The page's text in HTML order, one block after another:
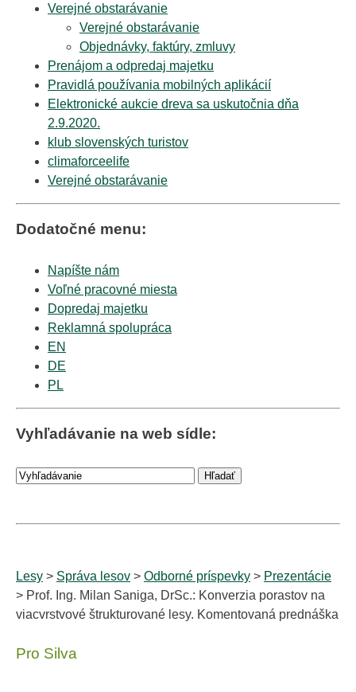
Verejné obstarávanie
Verejné obstarávanie
Objednávky, faktúry, zmluvy
Prenájom a odpredaj majetku
Pravidlá používania mobilných aplikácií
Elektronické aukcie dreva sa uskutočnia dňa
2.9.2020.
klub slovenských turistov
climaforceelife
Verejné obstarávanie
Dodatočné menu:
Napíšte nám
Voľné pracovné miesta
Dopredaj majetku
Reklamná spolupráca
EN
DE
PL
Vyhľadávanie na web sídle:
Lesy > Správa lesov > Odborné príspevky > Prezentácie
> Prof. Ing. Milan Saniga, DrSc.: Konverzia porastov na
viacvrstvové štrukturované lesy. Komentovaná prednáška
Pro Silva